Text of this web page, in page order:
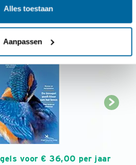
Alles toestaan
Aanpassen
voor € 36,00 per jaar